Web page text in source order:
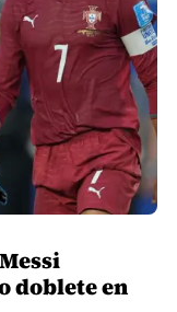
Eliminada